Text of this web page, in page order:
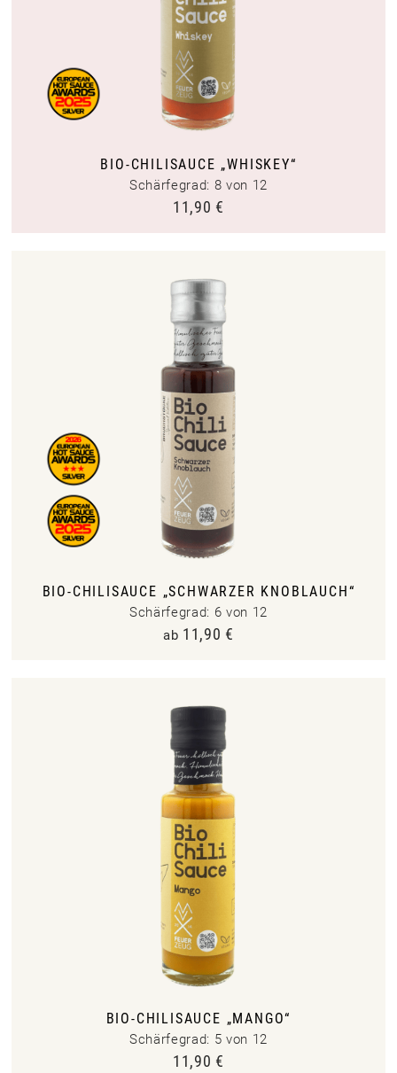
BIO-CHILISAUCE „WHISKEY“
Schärfegrad: 8 von 12
11,90 €
BIO-CHILISAUCE „SCHWARZER KNOBLAUCH“
Schärfegrad: 6 von 12
ab 11,90 €
BIO-CHILISAUCE „MANGO“
Schärfegrad: 5 von 12
11,90 €